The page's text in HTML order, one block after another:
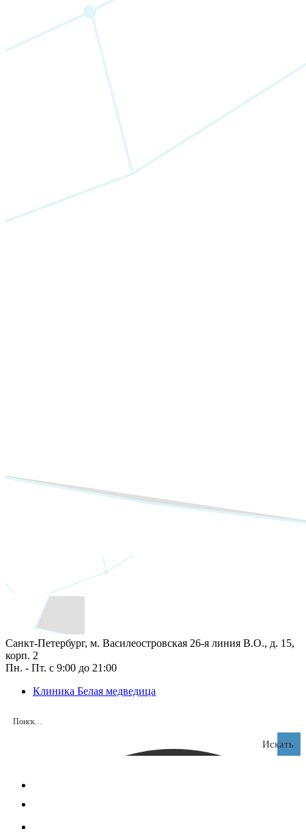
Санкт-Петербург, м. Василеостровская 26‑я линия В.О., д. 15,
корп. 2
Пн. - Пт. с 9:00 до 21:00
Клиника Белая медведица
Искать